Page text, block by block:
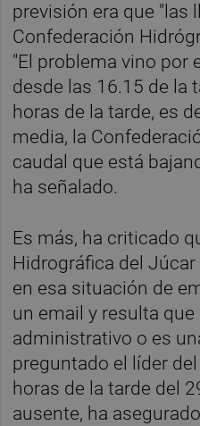
previsión era que "las
Confederación
"El problema vino por
desde las 16.15 de la
horas de la tarde, es
media, la
caudal que está
ha señalado.
Es más, ha criticado
Hidrográfica del
en esa situación de
un email y resulta
administrativo o es
preguntado el líder
horas de la tarde del
ausente, ha